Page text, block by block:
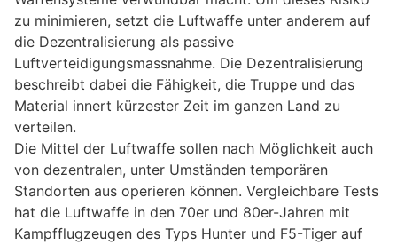
zu minimieren, setzt die Luftwaffe unter anderem auf
die Dezentralisierung als passive
Luftverteidigungsmassnahme. Die Dezentralisierung
beschreibt dabei die Fähigkeit, die Truppe und das
Material innert kürzester Zeit im ganzen Land zu
verteilen.
Die Mittel der Luftwaffe sollen nach Möglichkeit auch
von dezentralen, unter Umständen temporären
Standorten aus operieren können. Vergleichbare Tests
hat die Luftwaffe in den 70er und 80er-Jahren mit
Kampfflugzeugen des Typs Hunter und F5-Tiger auf